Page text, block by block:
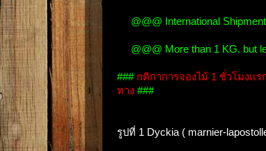
@@@ International
@@@ More than 1 KG. but
### กติกาการจองไม้ 1 ชั่วโมงเเ
ทาง ###
รูปที่ 1 Dyckia ( marnier-